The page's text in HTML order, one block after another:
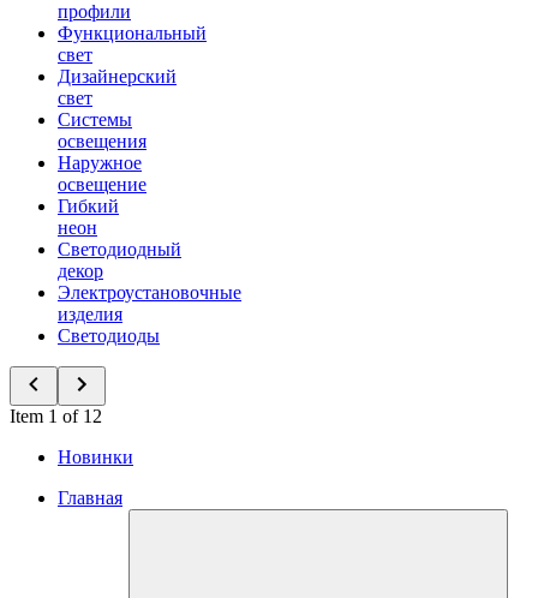
профили
Функциональный
свет
Дизайнерский
свет
Системы
освещения
Наружное
освещение
Гибкий
неон
Светодиодный
декор
Электроустановочные
изделия
Светодиоды
Item 1 of 12
Новинки
Главная